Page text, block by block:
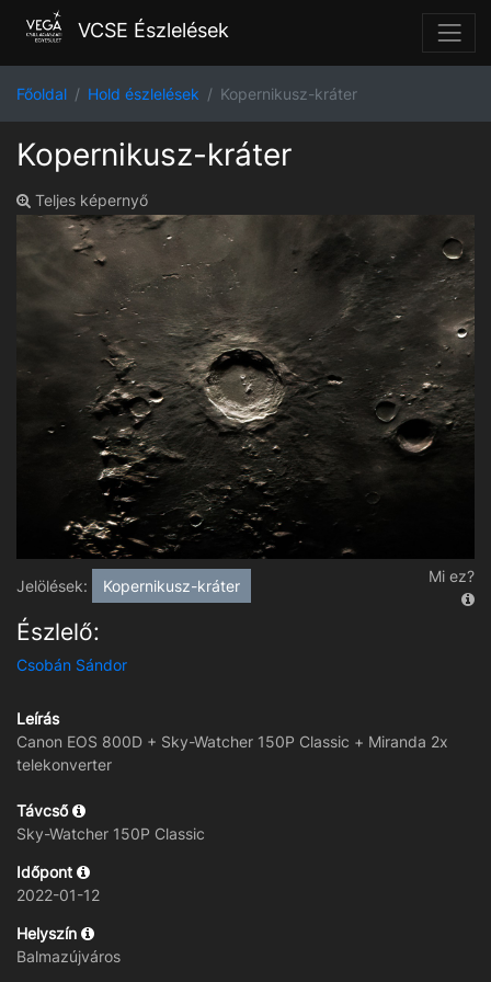
VCSE Észlelések
Főoldal Hold észlelések Kopernikusz-kráter
Kopernikusz-kráter
Teljes képernyő
Jelölések: Kopernikusz-kráter
Mi ez?
Észlelő:
Csobán Sándor
Leírás
Canon EOS 800D + Sky-Watcher 150P Classic + Miranda 2x
telekonverter
Távcső
Sky-Watcher 150P Classic
Időpont
2022-01-12
Helyszín
Balmazújváros